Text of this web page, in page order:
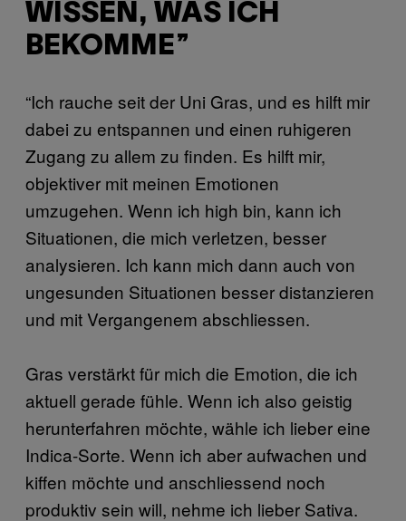
WISSEN, WAS ICH
BEKOMME”
“Ich rauche seit der Uni Gras, und es hilft mir
dabei zu entspannen und einen ruhigeren
Zugang zu allem zu finden. Es hilft mir,
objektiver mit meinen Emotionen
umzugehen. Wenn ich high bin, kann ich
Situationen, die mich verletzen, besser
analysieren. Ich kann mich dann auch von
ungesunden Situationen besser distanzieren
und mit Vergangenem abschliessen.
Gras verstärkt für mich die Emotion, die ich
aktuell gerade fühle. Wenn ich also geistig
herunterfahren möchte, wähle ich lieber eine
Indica-Sorte. Wenn ich aber aufwachen und
kiffen möchte und anschliessend noch
produktiv sein will, nehme ich lieber Sativa.